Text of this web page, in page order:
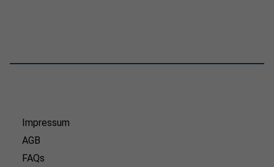
Impressum
AGB
FAQs